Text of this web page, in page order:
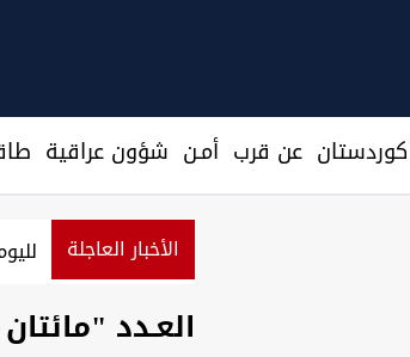
كوردستان عن قرب أمـن شؤون عراقية
الأخبار العاجلة
العـدد